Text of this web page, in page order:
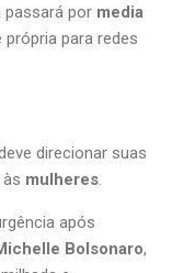
passará por media
para redes
direcionar suas
às mulheres
após
Bolsonaro,